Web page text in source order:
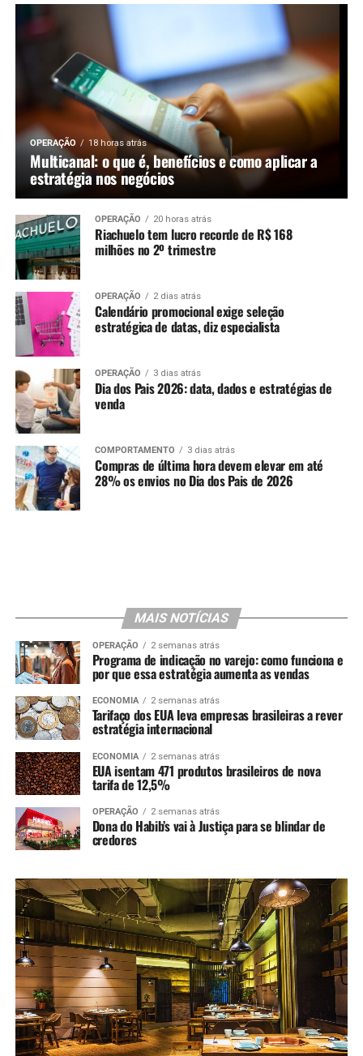
OPERAÇÃO 18 horas atrás
Multicanal: o que é, benefícios e como aplicar a
estratégia nos negócios
OPERAÇÃO 20 horas atrás
Riachuelo tem lucro recorde de R$ 168
milhões no 2º trimestre
OPERAÇÃO 2 dias atrás
Calendário promocional exige seleção
estratégica de datas, diz especialista
OPERAÇÃO 3 dias atrás
Dia dos Pais 2026: data, dados e estratégias de
venda
COMPORTAMENTO 3 dias atrás
Compras de última hora devem elevar em até
28% os envios no Dia dos Pais de 2026
MAIS NOTÍCIAS
OPERAÇÃO 2 semanas atrás
Programa de indicação no varejo: como funciona e
por que essa estratégia aumenta as vendas
ECONOMIA 2 semanas atrás
Tarifaço dos EUA leva empresas brasileiras a rever
estratégia internacional
ECONOMIA 2 semanas atrás
EUA isentam 471 produtos brasileiros de nova
tarifa de 12,5%
OPERAÇÃO 2 semanas atrás
Dona do Habib’s vai à Justiça para se blindar de
credores